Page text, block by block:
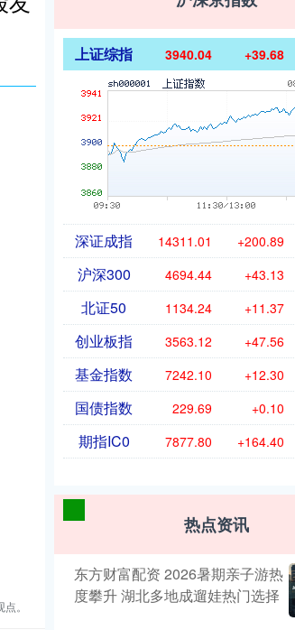
。
上证综指 3940.04 +39.68
深证成指 14311.01 +200.89
沪深300 4694.44 +43.13
北证50 1134.24 +11.37
创业板指 3563.12 +47.56
基金指数 7242.10 +12.30
国债指数 229.69 +0.10
期指IC0 7877.80 +164.40
热点资讯
东方财富配资 2026暑期亲子游热
度攀升 湖北多地成遛娃热门选择